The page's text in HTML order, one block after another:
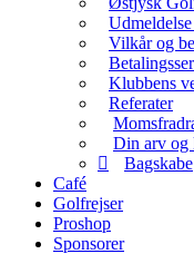
Vilkår og
Klubbens
Referater
Din arv og
Bagskabe
Café
Golfrejser
Proshop
Sponsorer